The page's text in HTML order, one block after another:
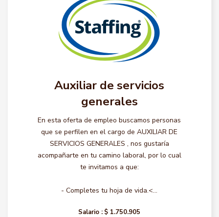
Auxiliar de servicios
generales
En esta oferta de empleo buscamos personas
que se perfilen en el cargo de AUXILIAR DE
SERVICIOS GENERALES , nos gustaría
acompañarte en tu camino laboral, por lo cual
te invitamos a que:
- Completes tu hoja de vida.<...
Salario : $ 1.750.905